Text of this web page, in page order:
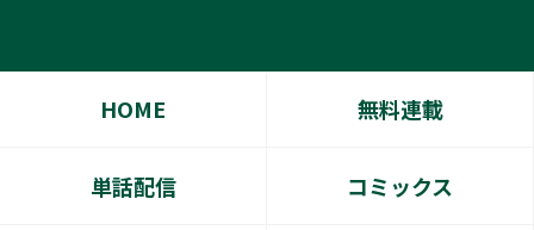
HOME 無料連載
単話配信 コミックス